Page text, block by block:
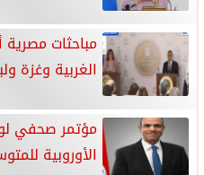
مباحثات مصرية
الغربية وغزة
مؤتمر صحفي
الأوروبية